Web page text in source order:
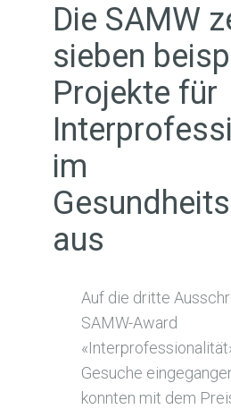
Die SAMW
sieben
Projekte für
im
aus
Auf die dritte
SAMW-Award
Gesuche
konnten mit dem